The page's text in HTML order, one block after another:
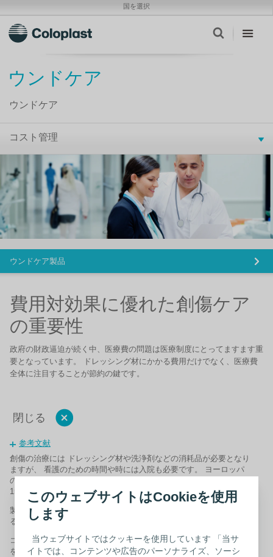
このウェブサイトはCookieを使用
します
当ウェブサイトではクッキーを使用しています 「当サ
イトでは、コンテンツや広告のパーソナライズ、ソーシ
国を選択
ウンドケア
ウンドケア
コスト管理
ウンドケア製品
費用対効果に優れた創傷ケア
の重要性
政府の財政逼迫が続く中、医療費の問題は医療制度にとってますます重
要となっています。 ドレッシング材にかかる費用だけでなく、医療費
全体に注目することが節約の鍵です。
閉じる
参考文献
創傷の治療には ドレッシング材や洗浄剤などの消耗品が必要となり
ますが、 看護のための時間や時には入院も必要です。 ヨーロッパ
のデータによれば、創傷の治療にかかる費用はドレッシング材が
15–20％、看護費が30–35％、入院費が約50％を占めます（1）。
製品の購入を決める際は、その製品自体の費用よりも、治療にかか
る費用全体に注目することが重要です。
コロプラストは創傷ケアにおいて、この点を重視しています。創傷
をより早く治療し、医療資源の使用を減らすことで、治療にかかる